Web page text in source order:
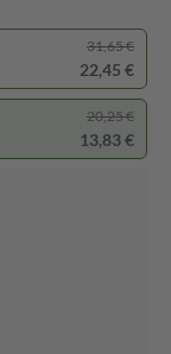
31,65 €
22,45 €
20,25 €
13,83 €